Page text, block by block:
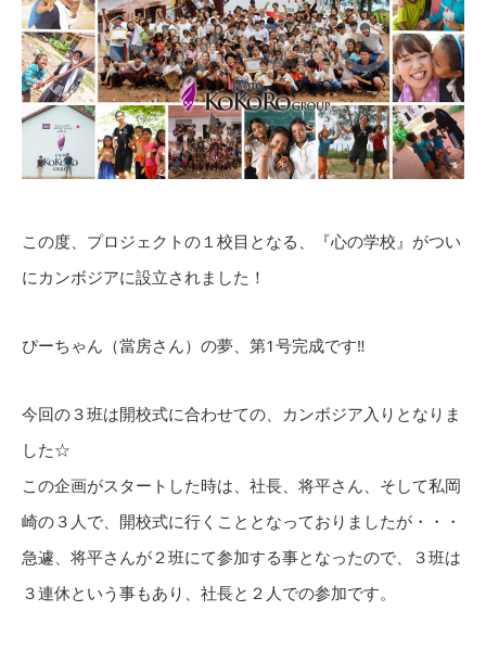
この度、プロジェクトの１校目となる、『心の学校』がつい
にカンボジアに設立されました！
ぴーちゃん（當房さん）の夢、第1号完成です‼︎
今回の３班は開校式に合わせての、カンボジア入りとなりま
した☆
この企画がスタートした時は、社長、将平さん、そして私岡
崎の３人で、開校式に行くこととなっておりましたが・・・
急遽、将平さんが２班にて参加する事となったので、３班は
３連休という事もあり、社長と２人での参加です。